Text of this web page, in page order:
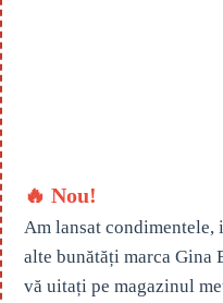
🔥 Nou!
Am lansat condimentele,
alte bunătăți marca Gina
vă uitați pe magazinul